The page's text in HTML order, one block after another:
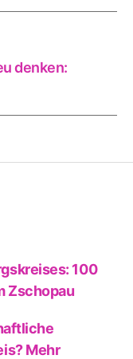
denken:
100
Zschopau
Mehr